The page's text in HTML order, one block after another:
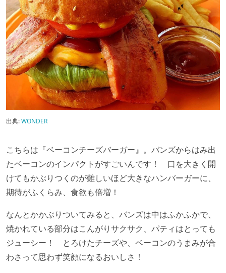
出典:WONDER
こちらは『ベーコンチーズバーガー』。バンズからはみ出
たベーコンのインパクトがすごいんです！ 口を大きく開
けてもかぶりつくのが難しいほど大きなハンバーガーに、
期待がふくらみ、食欲も倍増！
なんとかかぶりついてみると、バンズは中はふかふかで、
焼かれている部分はこんがりサクサク、パティはとっても
ジューシー！ とろけたチーズや、ベーコンのうまみが合
わさって思わず笑顔になるおいしさ！